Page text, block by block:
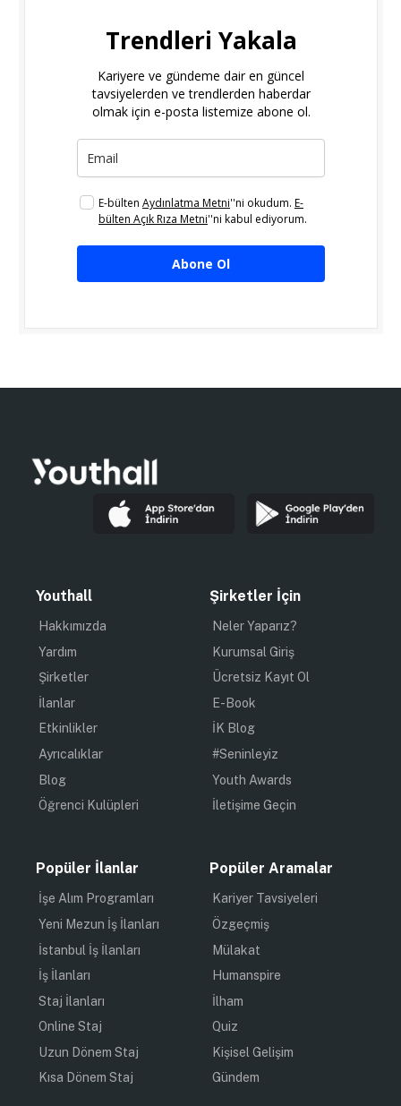
Trendleri Yakala
Kariyere ve gündeme dair en güncel
tavsiyelerden ve trendlerden haberdar
olmak için e-posta listemize abone ol.
E-bülten Aydınlatma Metni''ni okudum. E-
bülten Açık Rıza Metni''ni kabul ediyorum.
Abone Ol
Youthall
Hakkımızda
Yardım
Şirketler
İlanlar
Etkinlikler
Ayrıcalıklar
Blog
Öğrenci Kulüpleri
Şirketler İçin
Neler Yaparız?
Kurumsal Giriş
Ücretsiz Kayıt Ol
E-Book
İK Blog
#Seninleyiz
Youth Awards
İletişime Geçin
Popüler İlanlar
İşe Alım Programları
Yeni Mezun İş İlanları
İstanbul İş İlanları
İş İlanları
Staj İlanları
Online Staj
Uzun Dönem Staj
Kısa Dönem Staj
Popüler Aramalar
Kariyer Tavsiyeleri
Özgeçmiş
Mülakat
Humanspire
İlham
Quiz
Kişisel Gelişim
Gündem